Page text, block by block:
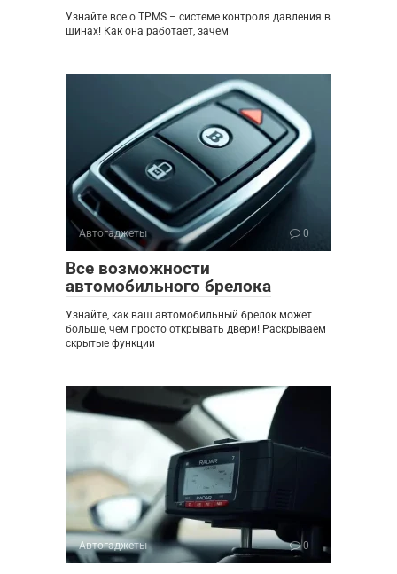
Узнайте все о TPMS – системе контроля давления в
шинах! Как она работает, зачем
Автогаджеты 0
Все возможности
автомобильного брелока
Узнайте, как ваш автомобильный брелок может
больше, чем просто открывать двери! Раскрываем
скрытые функции
Автогаджеты 0